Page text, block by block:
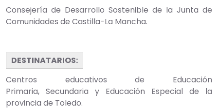
Consejería de Desarrollo Sostenible de la Junta de
Comunidades de Castilla-La Mancha.
DESTINATARIOS:
Centros educativos de Educación
Primaria, Secundaria y Educación Especial de la
provincia de Toledo.